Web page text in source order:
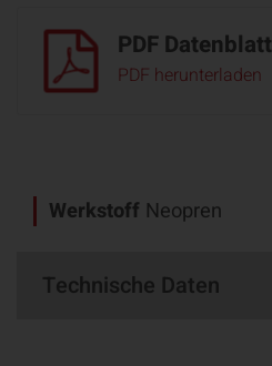
PDF Datenblatt
PDF herunterladen
Werkstoff Neopren
Technische Daten